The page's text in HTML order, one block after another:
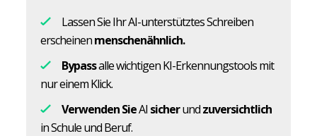
Lassen Sie Ihr AI-unterstütztes Schreiben
erscheinenmenschenähnlich.
Bypassalle wichtigen KI-Erkennungstools mit
nur einem Klick.
Verwenden SieAI sicherundzuversichtlich
in Schule und Beruf.